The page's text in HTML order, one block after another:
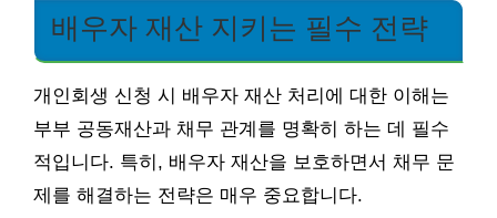
배우자 재산 지키는 필수 전략
개인회생 신청 시 배우자 재산 처리에 대한 이해는
부부 공동재산과 채무 관계를 명확히 하는 데 필수
적입니다. 특히, 배우자 재산을 보호하면서 채무 문
제를 해결하는 전략은 매우 중요합니다.